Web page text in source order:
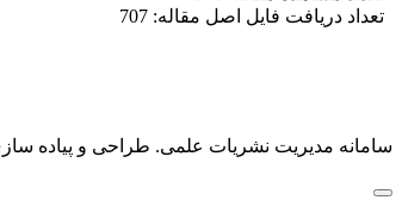
تعداد دریافت فایل اصل مقاله: 707
سامانه مدیریت نشریات علمی. طراحی و پیاده